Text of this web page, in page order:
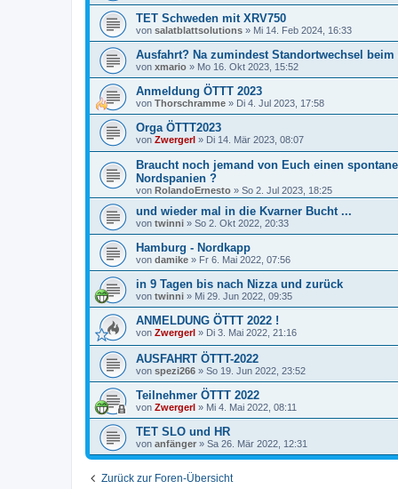
TET Schweden mit XRV750
von salatblattsolutions » Mi 14. Feb 2024, 16:33
Ausfahrt? Na zumindest Standortwechsel beim
von xmario » Mo 16. Okt 2023, 15:52
Anmeldung ÖTTT 2023
von Thorschramme » Di 4. Jul 2023, 17:58
Orga ÖTTT2023
von Zwergerl » Di 14. Mär 2023, 08:07
Braucht noch jemand von Euch einen
Nordspanien ?
von RolandoErnesto » So 2. Jul 2023, 18:25
und wieder mal in die Kvarner Bucht ...
von twinni » So 2. Okt 2022, 20:33
Hamburg - Nordkapp
von damike » Fr 6. Mai 2022, 07:56
in 9 Tagen bis nach Nizza und zurück
von twinni » Mi 29. Jun 2022, 09:35
ANMELDUNG ÖTTT 2022 !
von Zwergerl » Di 3. Mai 2022, 21:16
AUSFAHRT ÖTTT-2022
von spezi266 » So 19. Jun 2022, 23:52
Teilnehmer ÖTTT 2022
von Zwergerl » Mi 4. Mai 2022, 08:11
TET SLO und HR
von anfänger » Sa 26. Mär 2022, 12:31
Zurück zur Foren-Übersicht